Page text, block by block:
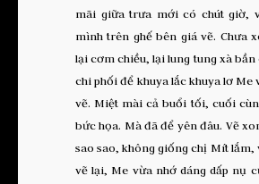
mãi giữa trưa mới có chút giờ,
mình trên ghế bên giá vẽ. Chưa
lại cơm chiều, lại lung tung xà bần
chi phối để khuya lắc khuya lơ Me
vẽ. Miệt mài cả buổi tối, cuối
bức họa. Mà đã để yên đâu. Vẽ
sao sao, không giống chị Mít lắm,
vẽ lại, Me vừa nhớ dáng dấp nụ